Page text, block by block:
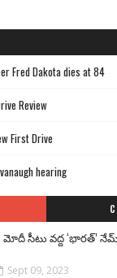
Fred Dakota dies at 84
Review
First Drive
hearing
మోదీ సీటు వద్ద ‘భారత్’
Sept 09, 2023